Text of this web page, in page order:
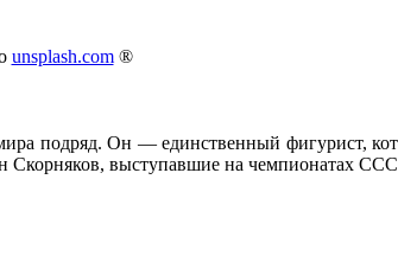
unsplash.com®
подряд. Он — единственный фигурист,
выступавшие на чемпионатах